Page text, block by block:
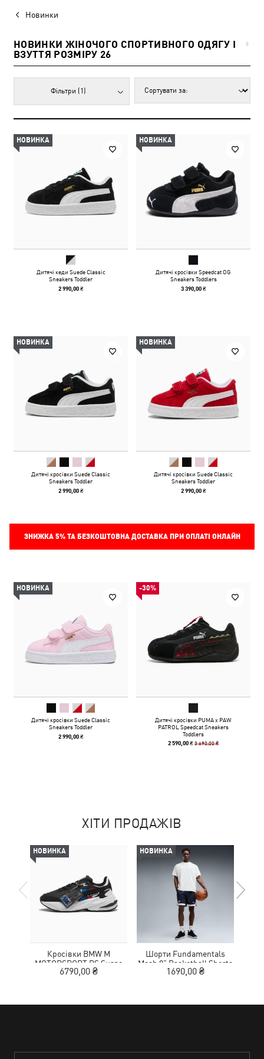
Новинки
НОВИНКИ ЖІНОЧОГО СПОРТИВНОГО ОДЯГУ І
ВЗУТТЯ РОЗМІРУ 26
6
Фільтри (1)
НОВИНКА
Дитячі кеди Suede Classic
Sneakers Toddler
2 990,00 ₴
НОВИНКА
Дитячі кросівки Speedcat OG
Sneakers Toddlers
3 390,00 ₴
НОВИНКА
Дитячі кросівки Suede Classic
Sneakers Toddler
2 990,00 ₴
НОВИНКА
Дитячі кросівки Suede Classic
Sneakers Toddler
2 990,00 ₴
ЗНИЖКА 5%ТА БЕЗКОШТОВНА ДОСТАВКА ПРИ ОПЛАТІ ОНЛАЙН
НОВИНКА
Дитячі кросівки Suede Classic
Sneakers Toddler
2 990,00 ₴
-30%
Дитячі кросівки PUMA x PAW
PATROL Speedcat Sneakers
Toddlers
2 590,00 ₴3 690,00 ₴
ХІТИ ПРОДАЖІВ
НОВИНКА
Кросівки BMW M
MOTORSPORT RS Surge
Sneakers Unisex
6790,00 ₴
НОВИНКА
Шорти Fundamentals
Mesh 8" Basketball Shorts
Men
1690,00 ₴